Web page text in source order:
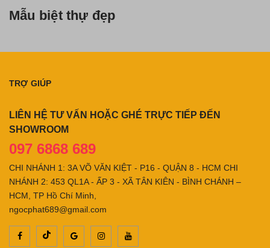
Mẫu biệt thự đẹp
TRỢ GIÚP
LIÊN HỆ TƯ VẤN HOẶC GHÉ TRỰC TIẾP ĐẾN
SHOWROOM
097 6868 689
CHI NHÁNH 1: 3A VÕ VĂN KIỆT - P16 - QUẬN 8 - HCM CHI
NHÁNH 2: 453 QL1A - ẤP 3 - XÃ TÂN KIÊN - BÌNH CHÁNH –
HCM, TP Hồ Chí Minh,
ngocphat689@gmail.com